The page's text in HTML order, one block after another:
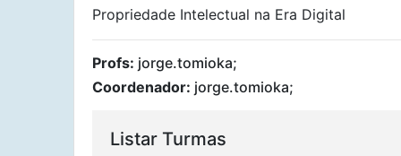
Propriedade Intelectual na Era Digital
Profs: jorge.tomioka;
Coordenador: jorge.tomioka;
Listar Turmas